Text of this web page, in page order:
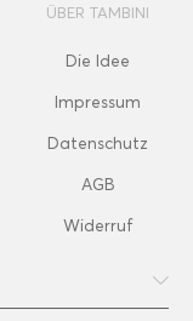
ÜBER TAMBINI
Die Idee
Impressum
Datenschutz
AGB
Widerruf